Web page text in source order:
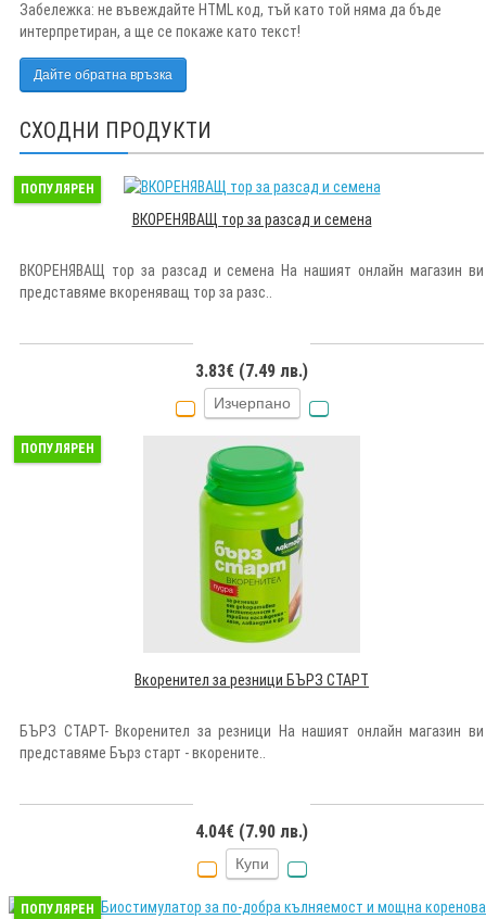
Забележка: не въвеждайте HTML код, тъй като той няма да бъде
интерпретиран, а ще се покаже като текст!
Дайте обратна връзка
СХОДНИ ПРОДУКТИ
ПОПУЛЯРЕН
ВКОРЕНЯВАЩ тор за разсад и семена
ВКОРЕНЯВАЩ тор за разсад и семена На нашият онлайн магазин ви
представяме вкореняващ тор за разс..
3.83€ (7.49 лв.)
Изчерпано
ПОПУЛЯРЕН
Вкоренител за резници БЪРЗ СТАРТ
БЪРЗ СТАРТ- Вкоренител за резници На нашият онлайн магазин ви
представяме Бърз старт - вкорените..
4.04€ (7.90 лв.)
Купи
ПОПУЛЯРЕН